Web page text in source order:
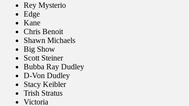
Rey Mysterio
Edge
Kane
Chris Benoit
Shawn Michaels
Big Show
Scott Steiner
Bubba Ray Dudley
D-Von Dudley
Stacy Keibler
Trish Stratus
Victoria